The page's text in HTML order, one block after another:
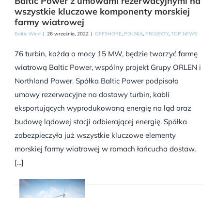
wszystkie kluczowe komponenty morskiej
farmy wiatrowej
Baltic Wind | 26 września, 2022 | OFFSHORE, POLSKA, PROJEKTY, TOP NEWS
76 turbin, każda o mocy 15 MW, będzie tworzyć farmę
wiatrową Baltic Power, wspólny projekt Grupy ORLEN i
Northland Power. Spółka Baltic Power podpisała
umowy rezerwacyjne na dostawy turbin, kabli
eksportujących wyprodukowaną energię na ląd oraz
budowę lądowej stacji odbierającej energię. Spółka
zabezpieczyła już wszystkie kluczowe elementy
morskiej farmy wiatrowej w ramach łańcucha dostaw,
[...]